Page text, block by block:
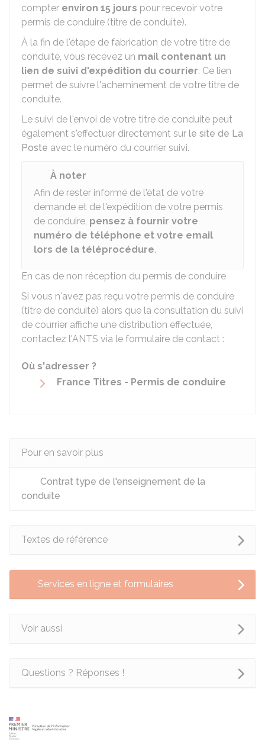
compter environ 15 jours pour recevoir votre
permis de conduire (titre de conduite).
À la fin de l'étape de fabrication de votre titre de
conduite, vous recevez un mail contenant un
lien de suivi d'expédition du courrier. Ce lien
permet de suivre l'acheminement de votre titre de
conduite.
Le suivi de l'envoi de votre titre de conduite peut
également s'effectuer directement sur le site de La
Poste avec le numéro du courrier suivi.
À noter
Afin de rester informé de l'état de votre
demande et de l'expédition de votre permis
de conduire, pensez à fournir votre
numéro de téléphone et votre email
lors de la téléprocédure.
En cas de non réception du permis de conduire
Si vous n'avez pas reçu votre permis de conduire
(titre de conduite) alors que la consultation du suivi
de courrier affiche une distribution effectuée,
contactez l'ANTS via le formulaire de contact :
Où s'adresser ?
France Titres - Permis de conduire
Pour en savoir plus
Contrat type de l'enseignement de la
conduite
Textes de référence
Services en ligne et formulaires
Voir aussi
Questions ? Réponses !